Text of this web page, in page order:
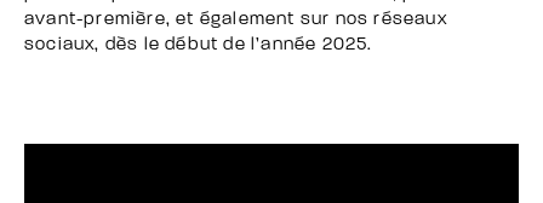
avant-première, et également sur nos réseaux
sociaux, dès le début de l’année 2025.